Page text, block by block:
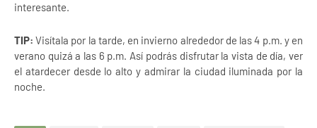
interesante.
TIP: Visítala por la tarde, en invierno alrededor de las 4 p.m. y en
verano quizá a las 6 p.m. Así podrás disfrutar la vista de día, ver
el atardecer desde lo alto y admirar la ciudad iluminada por la
noche.